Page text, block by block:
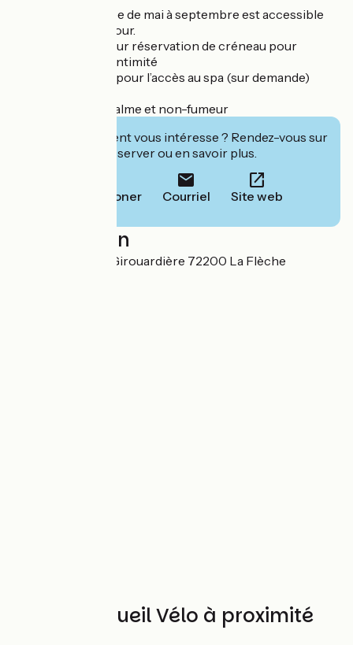
La piscine chauffée de mai à septembre est accessible
pendant votre séjour.
Accès bien-être sur réservation de créneau pour
garantir calme et intimité
Peignoirs fournis pour l’accès au spa (sur demande)
Environnement calme et non-fumeur
Cet établissement vous intéresse ? Rendez-vous sur
leur site pour réserver ou en savoir plus.
Téléphoner Courriel Site web
Localisation
50 chemin de La Girouardière 72200 La Flèche
Autres Accueil Vélo à proximité